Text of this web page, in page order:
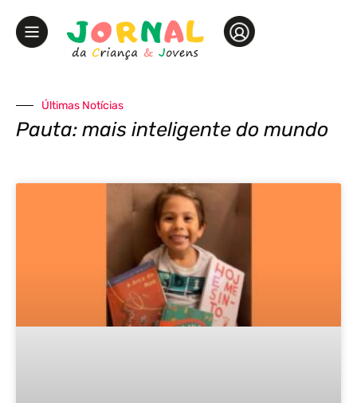
Últimas Notícias
Pauta: mais inteligente do mundo